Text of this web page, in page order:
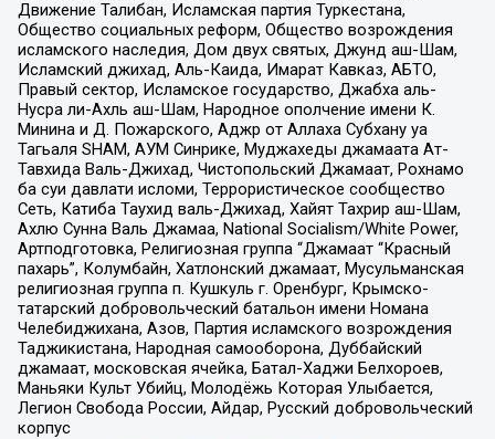
Движение Талибан, Исламская партия Туркестана,
Общество социальных реформ, Общество возрождения
исламского наследия, Дом двух святых, Джунд аш-Шам,
Исламский джихад, Аль-Каида, Имарат Кавказ, АБТО,
Правый сектор, Исламское государство, Джабха аль-
Нусра ли-Ахль аш-Шам, Народное ополчение имени К.
Минина и Д. Пожарского, Аджр от Аллаха Субхану уа
Тагьаля SHAM, АУМ Синрике, Муджахеды джамаата Ат-
Тавхида Валь-Джихад, Чистопольский Джамаат, Рохнамо
ба суи давлати исломи, Террористическое сообщество
Сеть, Катиба Таухид валь-Джихад, Хайят Тахрир аш-Шам,
Ахлю Сунна Валь Джамаа, National Socialism/White Power,
Артподготовка, Религиозная группа “Джамаат “Красный
пахарь”, Колумбайн, Хатлонский джамаат, Мусульманская
религиозная группа п. Кушкуль г. Оренбург, Крымско-
татарский добровольческий батальон имени Номана
Челебиджихана, Азов, Партия исламского возрождения
Таджикистана, Народная самооборона, Дуббайский
джамаат, московская ячейка, Батал-Хаджи Белхороев,
Маньяки Культ Убийц, Молодёжь Которая Улыбается,
Легион Свобода России, Айдар, Русский добровольческий
корпус